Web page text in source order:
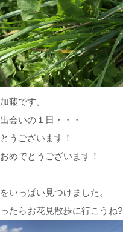
藤です。
会いの１日・・・
うございます！
めでとうございます！
いっぱい見つけました。
たらお花見散歩に行こうね?